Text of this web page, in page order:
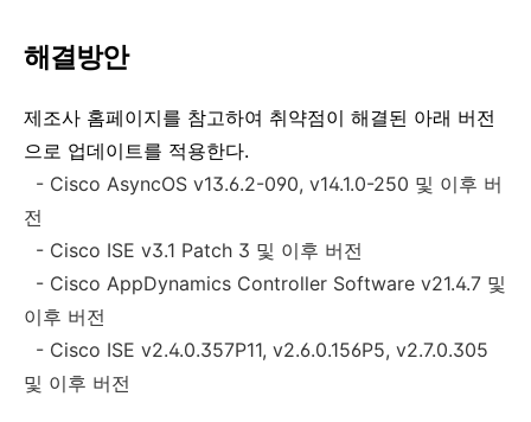
해결방안
제조사 홈페이지를 참고하여 취약점이 해결된 아래 버전
으로 업데이트를 적용한다.
- Cisco AsyncOS v13.6.2-090, v14.1.0-250 및 이후 버
전
- Cisco ISE v3.1 Patch 3 및 이후 버전
- Cisco AppDynamics Controller Software v21.4.7 및
이후 버전
- Cisco ISE v2.4.0.357P11, v2.6.0.156P5, v2.7.0.305
및 이후 버전